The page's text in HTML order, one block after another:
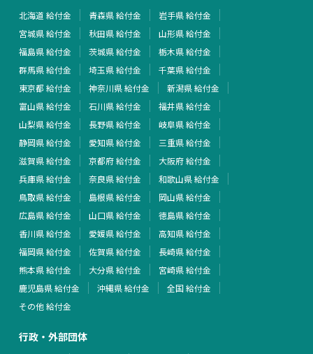
北海道 給付金 青森県 給付金
岩手県 給付金
宮城県 給付金
秋田県 給付金
山形県 給付金
福島県 給付金
茨城県 給付金
栃木県 給付金
群馬県 給付金
埼玉県 給付金
千葉県 給付金
東京都 給付金
神奈川県 給付金
新潟県 給付金
富山県 給付金
石川県 給付金
福井県 給付金
山梨県 給付金
長野県 給付金
岐阜県 給付金
静岡県 給付金
愛知県 給付金
三重県 給付金
滋賀県 給付金
京都府 給付金
大阪府 給付金
兵庫県 給付金
奈良県 給付金
和歌山県 給付金
鳥取県 給付金
島根県 給付金
岡山県 給付金
広島県 給付金
山口県 給付金
徳島県 給付金
香川県 給付金
愛媛県 給付金
高知県 給付金
福岡県 給付金
佐賀県 給付金
長崎県 給付金
熊本県 給付金
大分県 給付金
宮崎県 給付金
鹿児島県 給付金
沖縄県 給付金
全国 給付金
その他 給付金
行政・外部団体